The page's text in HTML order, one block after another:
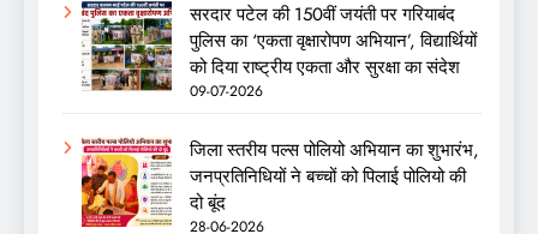
सरदार पटेल की 150वीं जयंती पर गरियाबंद
पुलिस का ‘एकता वृक्षारोपण अभियान’, विद्यार्थियों
को दिया राष्ट्रीय एकता और सुरक्षा का संदेश
09-07-2026
जिला स्तरीय पल्स पोलियो अभियान का शुभारंभ,
जनप्रतिनिधियों ने बच्चों को पिलाई पोलियो की
दो बूंद
28-06-2026